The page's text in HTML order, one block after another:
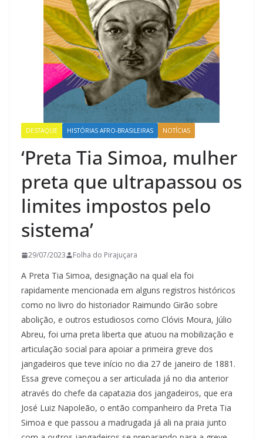
DESTAQUE HISTÓRIAS AFRO-BRASILEIRAS NOTÍCIAS
‘Preta Tia Simoa, mulher
preta que ultrapassou os
limites impostos pelo
sistema’
29/07/2023 Folha do Pirajuçara
A Preta Tia Simoa, designação na qual ela foi
rapidamente mencionada em alguns registros históricos
como no livro do historiador Raimundo Girão sobre
abolição, e outros estudiosos como Clóvis Moura, Júlio
Abreu, foi uma preta liberta que atuou na mobilização e
articulação social para apoiar a primeira greve dos
jangadeiros que teve início no dia 27 de janeiro de 1881.
Essa greve começou a ser articulada já no dia anterior
através do chefe da capatazia dos jangadeiros, que era
José Luiz Napoleão, o então companheiro da Preta Tia
Simoa e que passou a madrugada já ali na praia junto